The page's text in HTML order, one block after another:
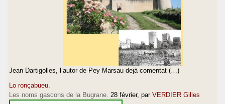
Jean Dartigolles, l’autor de Pey Marsau dejà comentat (…)
Lo ronçabueu.
Les noms gascons de la Bugrane. 28 février, par VERDIER Gilles